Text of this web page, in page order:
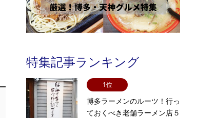
特集記事ランキング
1位
博多ラーメンのルーツ！行っ
ておくべき老舗ラーメン店５